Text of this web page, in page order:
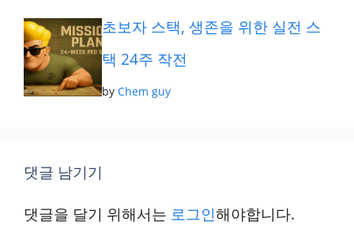
초보자 스택, 생존을 위한 실전 스
택 24주 작전
byChem guy
댓글 남기기
댓글을 달기 위해서는 로그인해야합니다.